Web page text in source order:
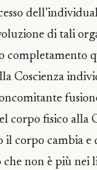
di tali
completamento
Coscienza
corpo fisico alla
il corpo cambia
che non è più nei